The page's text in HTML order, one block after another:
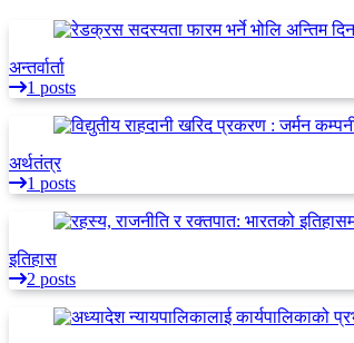
अन्तर्वार्ता
1 posts
अर्थतंत्र
1 posts
इतिहास
2 posts